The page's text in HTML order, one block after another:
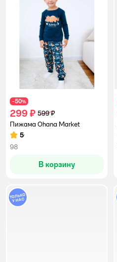
−50%
299 ₽ 599 ₽
Пижама Ohana Market
Рейтинг:
5
98
В корзину